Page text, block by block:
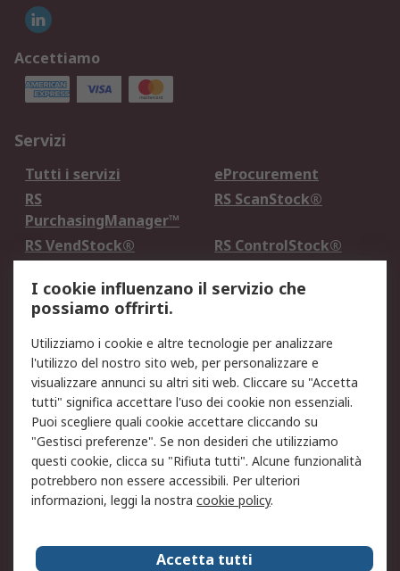
Accettiamo
Servizi
Tutti i servizi
eProcurement
RS
PurchasingManager™
RS ScanStock®
RS VendStock®
RS ControlStock®
Legale
Informativa Cookie
Informativa Privacy -
Aggiornata
Email Security
Termini d'uso
Condizioni di vendita
Condizioni generali di
servizio
Etica e responsabilità
Chi Siamo
Chi Siamo
Contattaci
I cookie influenzano il servizio che
possiamo offrirti.
Utilizziamo i cookie e altre tecnologie per analizzare
l'utilizzo del nostro sito web, per personalizzare e
visualizzare annunci su altri siti web. Cliccare su "Accetta
tutti" significa accettare l'uso dei cookie non essenziali.
Puoi scegliere quali cookie accettare cliccando su
"Gestisci preferenze". Se non desideri che utilizziamo
questi cookie, clicca su "Rifiuta tutti". Alcune funzionalità
potrebbero non essere accessibili. Per ulteriori
informazioni, leggi la nostra cookie policy.
Accetta tutti